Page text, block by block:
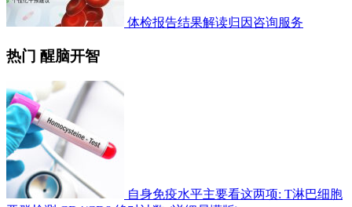
体检报告结果解读归因咨询服务
热门 醒脑开智
自身免疫水平主要看这两项: T淋巴细胞